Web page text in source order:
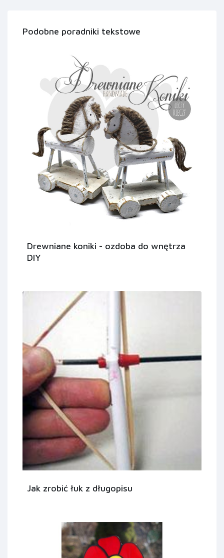
Podobne poradniki tekstowe
Drewniane koniki - ozdoba do wnętrza
DIY
Jak zrobić łuk z długopisu